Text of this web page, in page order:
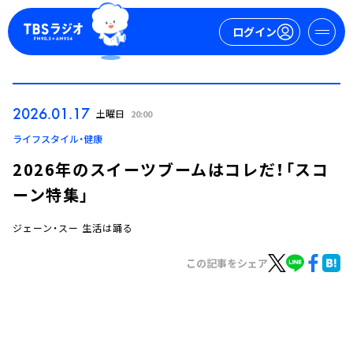
ログイン
ログイン
2026.01.17 土曜日 20:00
ライフスタイル・健康
2026年のスイーツブームはコレだ！「スコ
ーン特集」
ジェーン・スー 生活は踊る
この記事をシェア